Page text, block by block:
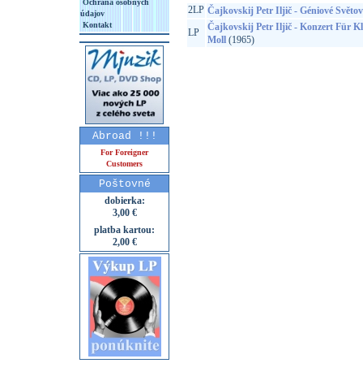
Ochrana osobných
údajov
Kontakt
Abroad !!!
For Foreigner
Customers
Poštovné
dobierka:
3,00 €
platba kartou:
2,00 €
2LP Čajkovskij Petr Iljič - Géniové
LP
Čajkovskij Petr Iljič - Konzert Für
Moll(1965)